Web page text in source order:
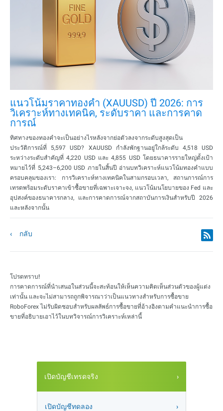
แนวโน้มราคาทองคำ (XAUUSD) ปี 2026: การ
วิเคราะห์ทางเทคนิค, ระดับราคา และการคาด
การณ์
ทิศทางของทองคำจะเป็นอย่างไรหลังจากย่อตัวลงจากระดับสูงสุดเป็น
ประวัติการณ์ที่ 5,597 USD? XAUUSD กำลังพักฐานอยู่ใกล้ระดับ 4,518 USD
ระหว่างระดับสำคัญที่ 4,220 USD และ 4,855 USD โดยธนาคารรายใหญ่ตั้งเป้า
หมายไว้ที่ 5,243–6,200 USD ภายในสิ้นปี อ่านบทวิเคราะห์แนวโน้มทองคำแบบ
ครอบคลุมของเรา: การวิเคราะห์ทางเทคนิคในสามกรอบเวลา, สถานการณ์การ
เทรดพร้อมระดับราคาเข้าซื้อขายที่เฉพาะเจาะจง, แนวโน้มนโยบายของ Fed และ
อุปสงค์ของธนาคารกลาง, และการคาดการณ์จากสถาบันการเงินสำหรับปี 2026
และหลังจากนั้น
กลับ
โปรดทราบ!
การคาดการณ์ที่นำเสนอในส่วนนี้จะสะท้อนให้เห็นความคิดเห็นส่วนตัวของผู้แต่ง
เท่านั้น และจะไม่สามารถถูกพิจารณาว่าเป็นแนวทางสำหรับการซื้อขาย
RoboForex ไม่รับผิดชอบสำหรับผลลัพธ์การซื้อขายที่อ้างอิงตามคำแนะนำการซื้อ
ขายที่อธิบายเอาไว้ในบทวิจารณ์การวิเคราะห์เหล่านี้
เปิดบัญชีเทรดจริง
เปิดบัญชีทดลอง